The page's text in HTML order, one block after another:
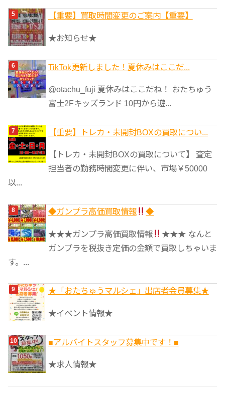
【重要】買取時間変更のご案内【重要】
★お知らせ★
TikTok更新しました！夏休みはここだ...
@otachu_fuji 夏休みはここだね！ おたちゅう
富士2Fキッズランド 10円から遊...
【重要】トレカ・未開封BOXの買取につい...
【トレカ・未開封BOXの買取について】 査定
担当者の勤務時間変更に伴い、市場￥50000
以...
◆ガンプラ高価買取情報 ◆
★★★ガンプラ高価買取情報
★★★ なんと
ガンプラを税抜き定価の金額で買取しちゃいま
す。...
★「おたちゅうマルシェ」出店者会員募集★
★イベント情報★
■アルバイトスタッフ募集中です！■
★求人情報★